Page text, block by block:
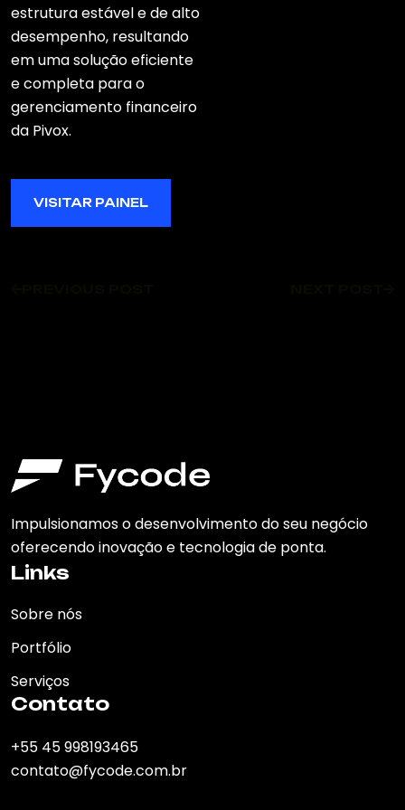
estrutura estável e de alto
desempenho, resultando
em uma solução eficiente
e completa para o
gerenciamento financeiro
da Pivox.
VISITAR PAINEL
Impulsionamos o desenvolvimento do seu negócio
oferecendo inovação e tecnologia de ponta.
Links
Sobre nós
Portfólio
Serviços
Contato
+55 45 998193465
contato@fycode.com.br